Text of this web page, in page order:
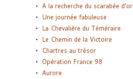
A la recherche du scarabée d’or
Une journée fabuleuse
La Chevalière du Téméraire
Le Chemin de la Victoire
Chartres au trésor
Opération France 98
Aurore